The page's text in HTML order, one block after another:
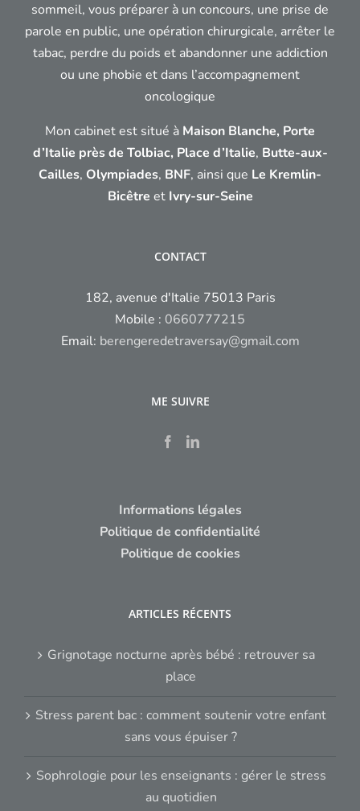
sommeil, vous préparer à un concours, une prise de
parole en public, une opération chirurgicale, arrêter le
tabac, perdre du poids et abandonner une addiction
ou une phobie et dans l’accompagnement
oncologique
Mon cabinet est situé à Maison Blanche, Porte
d’Italie près de Tolbiac, Place d’Italie, Butte-aux-
Cailles, Olympiades, BNF, ainsi que Le Kremlin-
Bicêtre et Ivry-sur-Seine
CONTACT
182, avenue d'Italie 75013 Paris
Mobile : 0660777215
Email: berengeredetraversay@gmail.com
ME SUIVRE
Informations légales
Politique de confidentialité
Politique de cookies
ARTICLES RÉCENTS
Grignotage nocturne après bébé : retrouver sa
place
Stress parent bac : comment soutenir votre enfant
sans vous épuiser ?
Sophrologie pour les enseignants : gérer le stress
au quotidien